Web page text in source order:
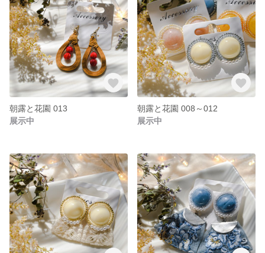
朝露と花園 013
展示中
朝露と花園 008～012
展示中